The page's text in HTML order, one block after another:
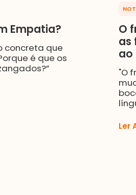
Empatia?
concreta que
é que os
O
as
"O
Ler